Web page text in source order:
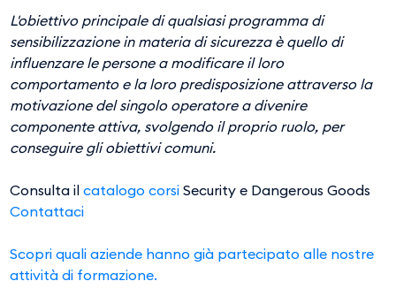
L'obiettivo principale di qualsiasi programma di
sensibilizzazione in materia di sicurezza è quello di
influenzare le persone a modificare il loro
comportamento e la loro predisposizione attraverso la
motivazione del singolo operatore a divenire
componente attiva, svolgendo il proprio ruolo, per
conseguire gli obiettivi comuni.
Consulta ilcatalogo corsi Security e Dangerous Goods
Contattaci
Scopri quali aziende hanno già partecipato alle nostre
attività di formazione.